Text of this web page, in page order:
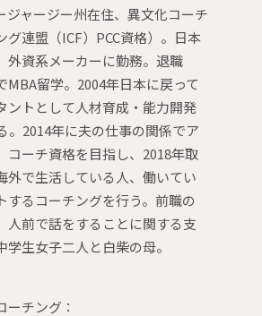
ジャージー州在住、異文化コーチ
グ連盟（ICF）PCC資格）。日本
外資系メーカーに勤務。退職
MBA留学。2004年日本に戻って
ントとして人材育成・能力開発
。2014年に夫の仕事の関係でア
コーチ資格を目指し、2018年取
外で生活している人、働いてい
するコーチングを行う。前職の
人前で話をすることに関する支
学生女子二人と白柴の母。
チング：